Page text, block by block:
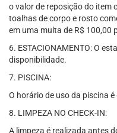
o valor de reposição do item
toalhas de corpo e rosto
em uma multa de R$ 100,00
6. ESTACIONAMENTO: O
disponibilidade.
7. PISCINA:
O horário de uso da piscina
8. LIMPEZA NO CHECK-IN:
A limpeza é realizada antes